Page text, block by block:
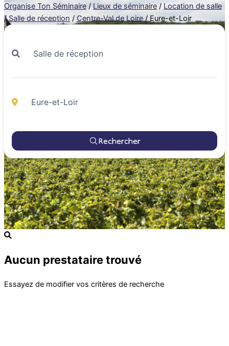
Organise Ton Séminaire / Lieux de séminaire / Location de salle
/ Salle de réception / Centre-Val de Loire / Eure-et-Loir
Rechercher
Aucun prestataire trouvé
Essayez de modifier vos critères de recherche